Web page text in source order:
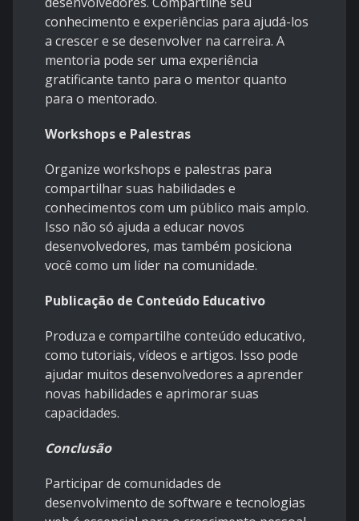
conhecimento e experiências para ajudá-los
a crescer e se desenvolver na carreira. A
mentoria pode ser uma experiência
gratificante tanto para o mentor quanto
para o mentorado.
Workshops e Palestras
Organize workshops e palestras para
compartilhar suas habilidades e
conhecimentos com um público mais amplo.
Isso não só ajuda a educar novos
desenvolvedores, mas também posiciona
você como um líder na comunidade.
Publicação de Conteúdo Educativo
Produza e compartilhe conteúdo educativo,
como tutoriais, vídeos e artigos. Isso pode
ajudar muitos desenvolvedores a aprender
novas habilidades e aprimorar suas
capacidades.
Conclusão
Participar de comunidades de
desenvolvimento de software e tecnologias